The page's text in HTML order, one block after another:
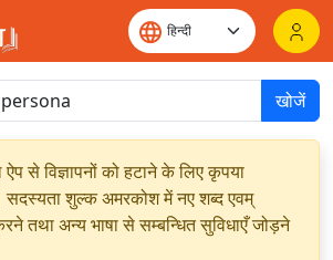
खोजें
से विज्ञापनों को हटाने के लिए कृपया
शुल्क अमरकोश में नए शब्द एवम्
तथा अन्य भाषा से सम्बन्धित सुविधाएँ जोड़ने